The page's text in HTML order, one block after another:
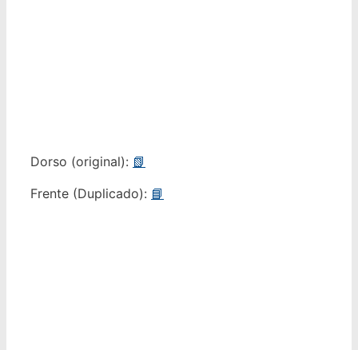
Dorso (original): 📗
Frente (Duplicado): 📘